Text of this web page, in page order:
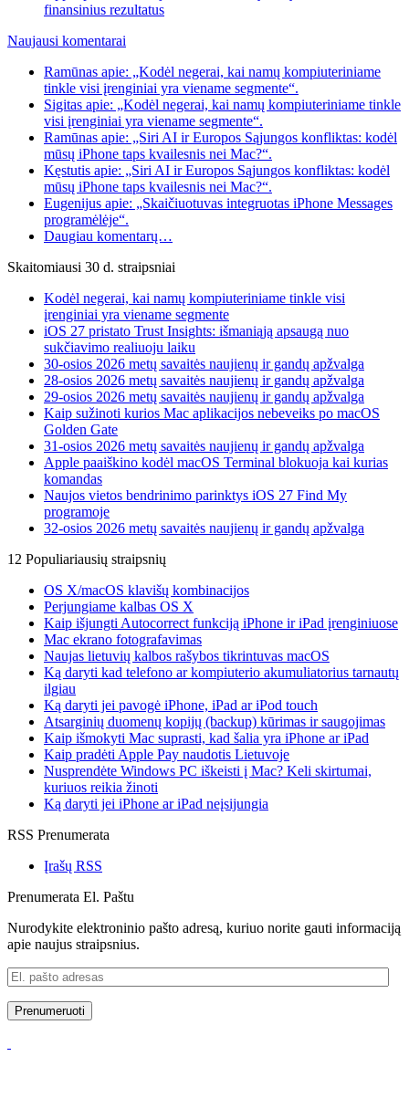
finansinius rezultatus
Naujausi komentarai
Ramūnas apie: „Kodėl negerai, kai namų kompiuteriniame
tinkle visi įrenginiai yra viename segmente“.
Sigitas apie: „Kodėl negerai, kai namų kompiuteriniame tinkle
visi įrenginiai yra viename segmente“.
Ramūnas apie: „Siri AI ir Europos Sąjungos konfliktas: kodėl
mūsų iPhone taps kvailesnis nei Mac?“.
Kęstutis apie: „Siri AI ir Europos Sąjungos konfliktas: kodėl
mūsų iPhone taps kvailesnis nei Mac?“.
Eugenijus apie: „Skaičiuotuvas integruotas iPhone Messages
programėlėje“.
Daugiau komentarų…
Skaitomiausi 30 d. straipsniai
Kodėl negerai, kai namų kompiuteriniame tinkle visi
įrenginiai yra viename segmente
iOS 27 pristato Trust Insights: išmaniąją apsaugą nuo
sukčiavimo realiuoju laiku
30-osios 2026 metų savaitės naujienų ir gandų apžvalga
28-osios 2026 metų savaitės naujienų ir gandų apžvalga
29-osios 2026 metų savaitės naujienų ir gandų apžvalga
Kaip sužinoti kurios Mac aplikacijos nebeveiks po macOS
Golden Gate
31-osios 2026 metų savaitės naujienų ir gandų apžvalga
Apple paaiškino kodėl macOS Terminal blokuoja kai kurias
komandas
Naujos vietos bendrinimo parinktys iOS 27 Find My
programoje
32-osios 2026 metų savaitės naujienų ir gandų apžvalga
12 Populiariausių straipsnių
OS X/macOS klavišų kombinacijos
Perjungiame kalbas OS X
Kaip išjungti Autocorrect funkciją iPhone ir iPad įrenginiuose
Mac ekrano fotografavimas
Naujas lietuvių kalbos rašybos tikrintuvas macOS
Ką daryti kad telefono ar kompiuterio akumuliatorius tarnautų
ilgiau
Ką daryti jei pavogė iPhone, iPad ar iPod touch
Atsarginių duomenų kopijų (backup) kūrimas ir saugojimas
Kaip išmokyti Mac suprasti, kad šalia yra iPhone ar iPad
Kaip pradėti Apple Pay naudotis Lietuvoje
Nusprendėte Windows PC iškeisti į Mac? Keli skirtumai,
kuriuos reikia žinoti
Ką daryti jei iPhone ar iPad neįsijungia
RSS Prenumerata
Įrašų RSS
Prenumerata El. Paštu
Nurodykite elektroninio pašto adresą, kuriuo norite gauti informaciją
apie naujus straipsnius.
El.
pašto
adresas
Prenumeruoti